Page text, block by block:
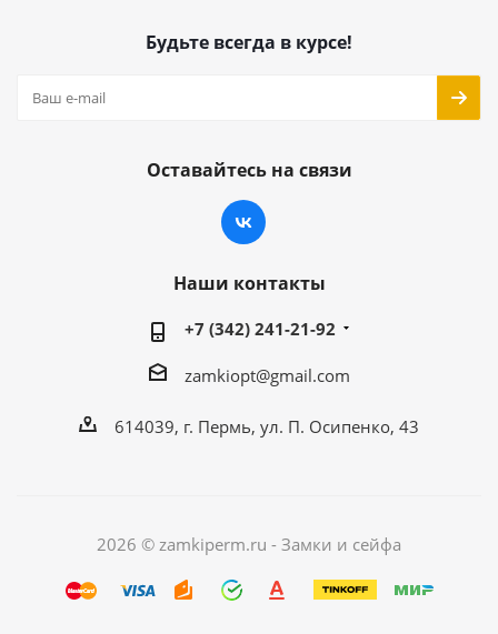
Будьте всегда в курсе!
Оставайтесь на связи
Наши контакты
+7 (342) 241-21-92
zamkiopt@gmail.com
614039, г. Пермь, ул. П. Осипенко, 43
2026 © zamkiperm.ru - Замки и сейфа